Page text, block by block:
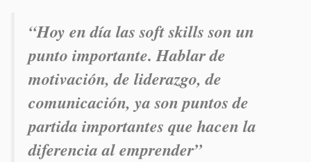
“Hoy en día las soft skills son un
punto importante. Hablar de
motivación, de liderazgo, de
comunicación, ya son puntos de
partida importantes que hacen la
diferencia al emprender”